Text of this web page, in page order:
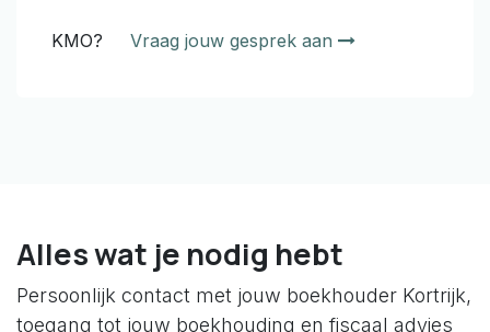
KMO? Vraag jouw gesprek aan
Alles wat je nodig hebt
Persoonlijk contact met jouw boekhouder Kortrijk,
toegang tot jouw boekhouding en fiscaal advies